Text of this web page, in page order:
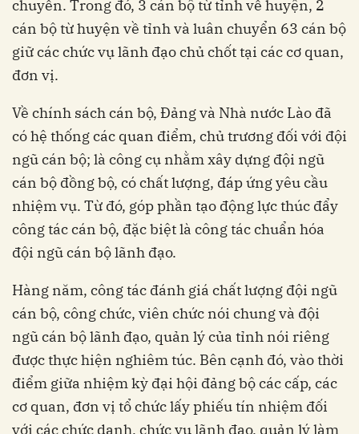
chuyển. Trong đó, 3 cán bộ từ tỉnh về huyện, 2
cán bộ từ huyện về tỉnh và luân chuyển 63 cán bộ
giữ các chức vụ lãnh đạo chủ chốt tại các cơ quan,
đơn vị.
Về chính sách cán bộ, Đảng và Nhà nước Lào đã
có hệ thống các quan điểm, chủ trương đối với đội
ngũ cán bộ; là công cụ nhằm xây dựng đội ngũ
cán bộ đồng bộ, có chất lượng, đáp ứng yêu cầu
nhiệm vụ. Từ đó, góp phần tạo động lực thúc đẩy
công tác cán bộ, đặc biệt là công tác chuẩn hóa
đội ngũ cán bộ lãnh đạo.
Hàng năm, công tác đánh giá chất lượng đội ngũ
cán bộ, công chức, viên chức nói chung và đội
ngũ cán bộ lãnh đạo, quản lý của tỉnh nói riêng
được thực hiện nghiêm túc. Bên cạnh đó, vào thời
điểm giữa nhiệm kỳ đại hội đảng bộ các cấp, các
cơ quan, đơn vị tổ chức lấy phiếu tín nhiệm đối
với các chức danh, chức vụ lãnh đạo, quản lý làm